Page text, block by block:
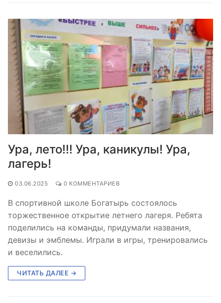
Ура, лето!!! Ура, каникулы! Ура,
лагерь!
03.06.2025 0 КОММЕНТАРИЕВ
В спортивной школе Богатырь состоялось
торжественное открытие летнего лагеря. Ребята
поделились на команды, придумали названия,
девизы и эмблемы. Играли в игры, тренировались
и веселились.
ЧИТАТЬ ДАЛЕЕ →